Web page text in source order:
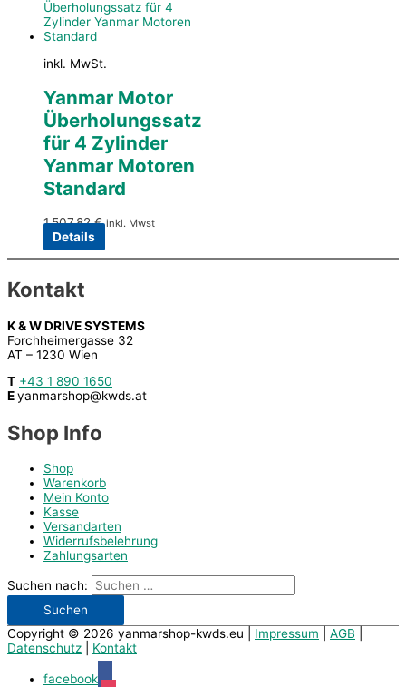
inkl. MwSt.
Yanmar Motor
Überholungssatz
für 4 Zylinder
Yanmar Motoren
Standard
1.507,82€ inkl. Mwst
Details
Kontakt
K & W DRIVE SYSTEMS
Forchheimergasse 32
AT – 1230 Wien
T +43 1 890 1650
Eyanmarshop@kwds.at
Shop Info
Shop
Warenkorb
Mein Konto
Kasse
Versandarten
Widerrufsbelehrung
Zahlungsarten
Suchen nach:
Copyright © 2026 yanmarshop-kwds.eu Impressum AGB
Datenschutz
Kontakt
facebook